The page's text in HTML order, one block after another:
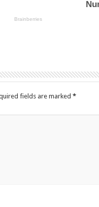
fields are marked *